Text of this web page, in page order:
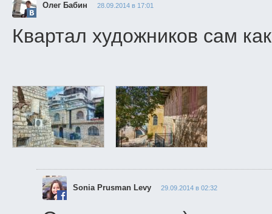
Олег Бабин 28.09.2014 в 17:01
Квартал художников сам
Sonia Prusman Levy 29.09.2014 в 02:32